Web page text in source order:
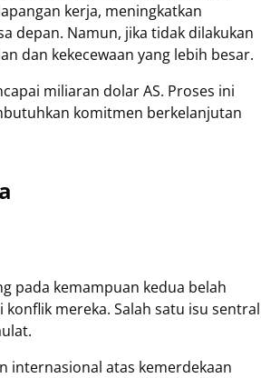
kerja, meningkatkan
depan. Namun, jika tidak dilakukan
dan kekecewaan yang lebih besar.
miliaran dolar AS. Proses ini
komitmen berkelanjutan
pada kemampuan kedua belah
mereka. Salah satu isu sentral
internasional atas kemerdekaan